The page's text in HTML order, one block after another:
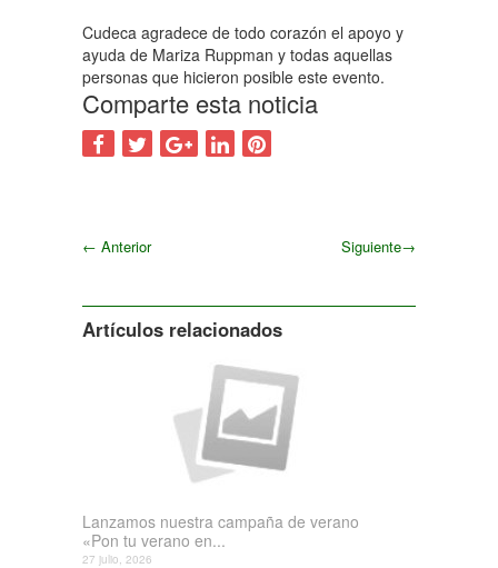
Cudeca agradece de todo corazón el apoyo y
ayuda de Mariza Ruppman y todas aquellas
personas que hicieron posible este evento.
Comparte esta noticia
← Anterior Siguiente→
Artículos relacionados
Lanzamos nuestra campaña de verano
«Pon tu verano en...
27 julio, 2026